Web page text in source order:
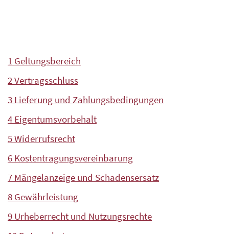
1 Geltungsbereich
2 Vertragsschluss
3 Lieferung und Zahlungsbedingungen
4 Eigentumsvorbehalt
5 Widerrufsrecht
6 Kostentragungsvereinbarung
7 Mängelanzeige und Schadensersatz
8 Gewährleistung
9 Urheberrecht und Nutzungsrechte